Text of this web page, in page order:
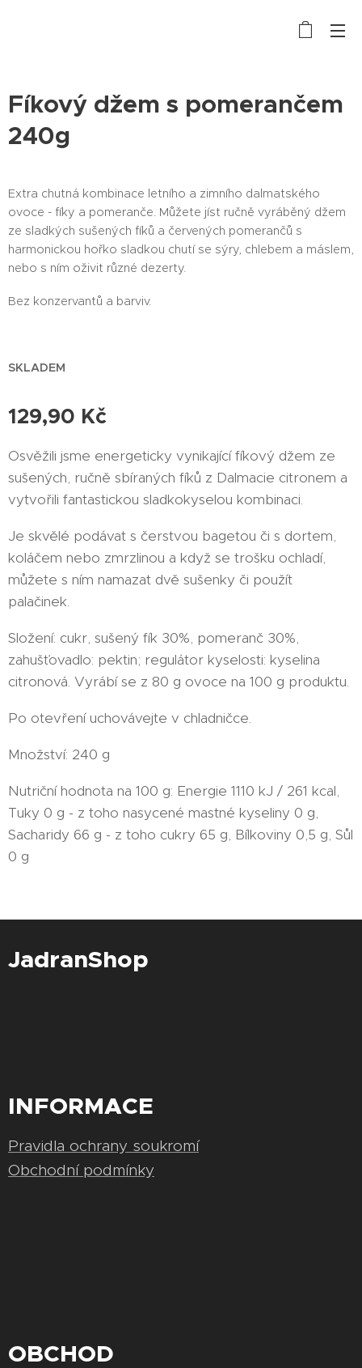
Fíkový džem s pomerančem
240g
Extra chutná kombinace letního a zimního dalmatského
ovoce - fíky a pomeranče. Můžete jíst ručně vyráběný džem
ze sladkých sušených fíků a červených pomerančů s
harmonickou hořko sladkou chutí se sýry, chlebem a máslem,
nebo s ním oživit různé dezerty.
Bez konzervantů a barviv.
SKLADEM
129,90 Kč
Osvěžili jsme energeticky vynikající fíkový džem ze
sušených, ručně sbíraných fíků z Dalmacie citronem a
vytvořili fantastickou sladkokyselou kombinaci.
Je skvělé podávat s čerstvou bagetou či s dortem,
koláčem nebo zmrzlinou a když se trošku ochladí,
můžete s ním namazat dvě sušenky či použít
palačinek.
Složení: cukr, sušený fík 30%, pomeranč 30%,
zahušťovadlo: pektin; regulátor kyselosti: kyselina
citronová. Vyrábí se z 80 g ovoce na 100 g produktu.
Po otevření uchovávejte v chladničce.
Množství: 240 g
Nutriční hodnota na 100 g: Energie 1110 kJ / 261 kcal,
Tuky 0 g - z toho nasycené mastné kyseliny 0 g,
Sacharidy 66 g - z toho cukry 65 g, Bílkoviny 0,5 g, Sůl
0 g
JadranShop
INFORMACE
Pravidla ochrany soukromí
Obchodní podmínky
OBCHOD